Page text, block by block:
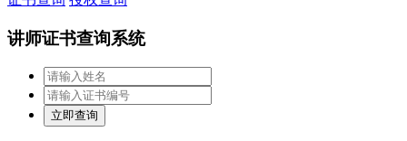
讲师证书查询系统